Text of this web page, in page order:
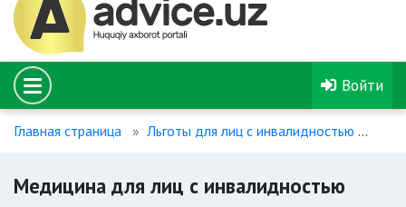
Войти
Главная страница Льготы для лиц с инвалидностью
Медицина для лиц с инвалидностью